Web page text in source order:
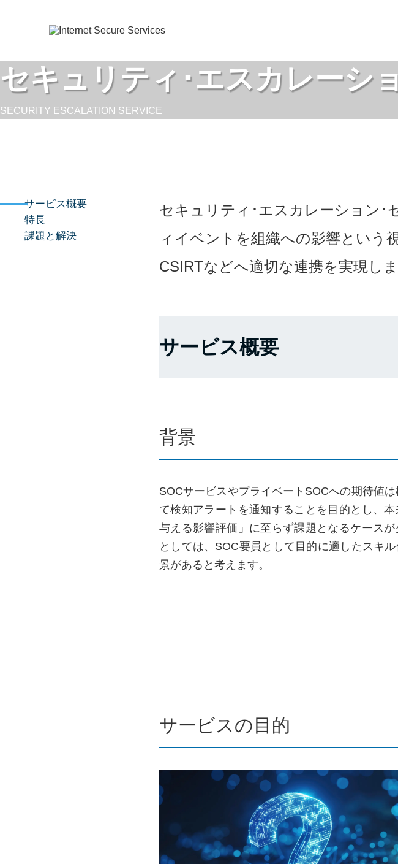
セキュリティ･エスカレーシ
SECURITY ESCALATION SERVICE
サービス概要
特長
課題と解決
セキュリティ･エスカレーション･
ィイベントを組織への影響という
CSIRTなどへ適切な連携を実現しま
サービス概要
背景
SOCサービスやプライベートSOCへの期待値
て検知アラートを通知することを目的とし、
与える影響評価」に至らず課題となるケース
としては、SOC要員として目的に適したスキ
景があると考えます。
サービスの目的